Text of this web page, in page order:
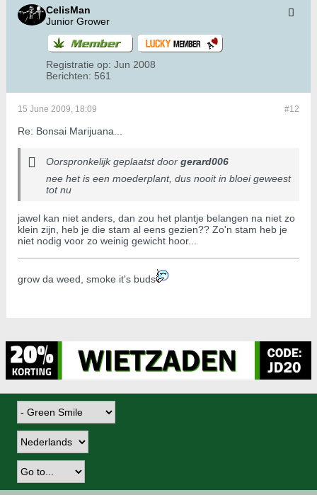
CelisMan
Junior Grower
Registratie op: Jun 2008
Berichten: 561
#12
15 June 2009, 18:09
Re: Bonsai Marijuana...
Oorspronkelijk geplaatst door gerard006
nee het is een moederplant, dus nooit in bloei geweest
tot nu
jawel kan niet anders, dan zou het plantje belangen na niet zo
klein zijn, heb je die stam al eens gezien?? Zo'n stam heb je
niet nodig voor zo weinig gewicht hoor...
grow da weed, smoke it's buds